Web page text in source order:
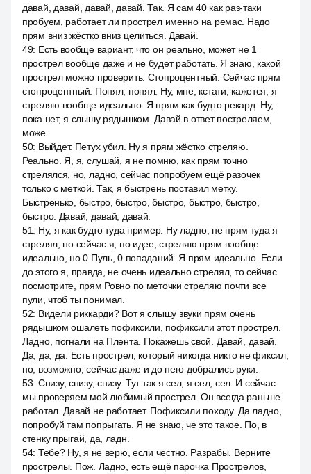
давай, давай, давай, давай. Так. Я сам 40 как раз-таки
пробуем, работает ли прострел именно на ремас. Надо
прям вниз жёстко вниз целиться. Давай.
49: Есть вообще вариант, что он реально, может не 1
прострел вообще даже и не будет работать. Я знаю, какой
прострел можно проверить. Стопроцентный. Сейчас прям
стопроцентный. Понял, понял. Ну, мне, кстати, кажется, я
стреляю вообще идеально. Я прям как будто рекард. Ну,
пока нет, я слышу рядышком. Давай в ответ постреляем,
може.
50: Выйдет. Петух убил. Ну я прям жёстко стреляю.
Реально. Я, я, слушай, я не помню, как прям точно
стрелялся, но, ладно, сейчас попробуем ещё разочек
только с меткой. Так, я быстрень поставил метку.
Быстренько, быстро, быстро, быстро, быстро, быстро,
быстро. Давай, давай, давай.
51: Ну, я как будто туда пример. Ну ладно, не прям туда я
стрелял, но сейчас я, по идее, стреляю прям вообще
идеально, но 0 Пуль, 0 попаданий. Я прям идеально. Если
до этого я, правда, не очень идеально стрелял, то сейчас
посмотрите, прям Ровно по меточки стреляю почти все
пули, чтоб ты понимал.
52: Видели риккарди? Вот я слышу звуки прям очень
рядышком ошалеть пофиксили, пофиксили этот прострел.
Ладно, погнали на Плента. Покажешь свой. Давай, давай.
Да, да, да. Есть прострел, который никогда никто не фиксил,
но, возможно, сейчас даже и до него добрались руки.
53: Снизу, снизу, снизу. Тут так я сел, я сел, сел. И сейчас
мы проверяем мой любимый прострел. Он всегда раньше
работал. Давай не работает. Пофиксили походу. Да ладно,
попробуй там попрыгать. Я не знаю, че это такое. По, в
стенку прыгай, да, ладн.
54: Тебе? Ну, я не верю, если честно. Разрабы. Верните
прострелы. Пож. Ладно, есть ещё парочка Прострелов,